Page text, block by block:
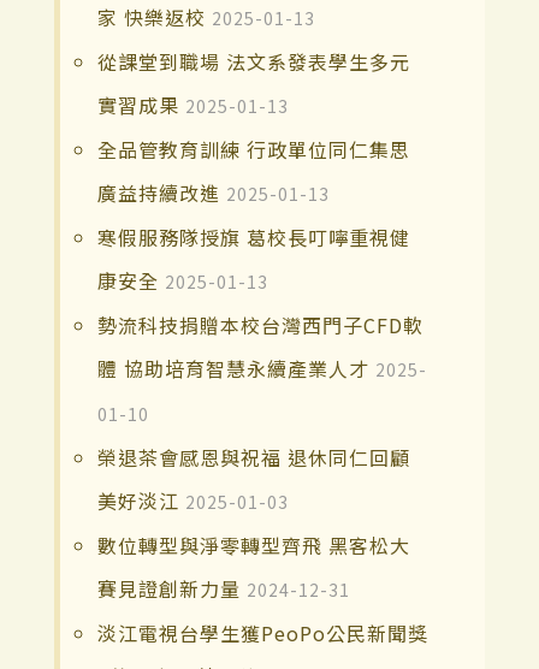
家 快樂返校 2025-01-13
從課堂到職場 法文系發表學生多元
實習成果 2025-01-13
全品管教育訓練 行政單位同仁集思
廣益持續改進 2025-01-13
寒假服務隊授旗 葛校長叮嚀重視健
康安全 2025-01-13
勢流科技捐贈本校台灣西門子CFD軟
體 協助培育智慧永續產業人才 2025-
01-10
榮退茶會感恩與祝福 退休同仁回顧
美好淡江 2025-01-03
數位轉型與淨零轉型齊飛 黑客松大
賽見證創新力量 2024-12-31
淡江電視台學生獲PeoPo公民新聞獎